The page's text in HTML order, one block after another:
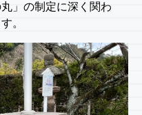
」の制定に深く関わ
。